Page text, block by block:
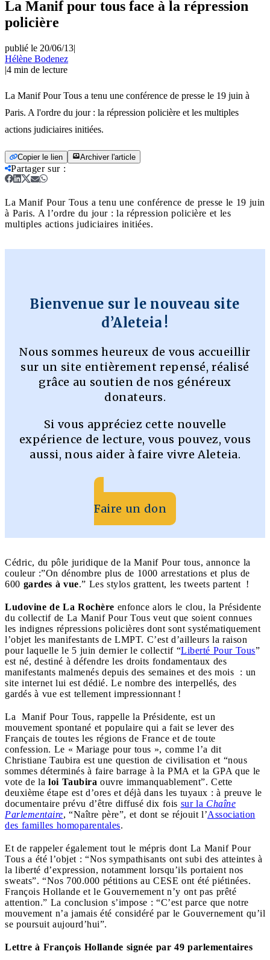
La Manif pour tous face à la répression
policière
publié le 20/06/13|
Hélène Bodenez
|4 min de lecture
La Manif Pour Tous a tenu une conférence de presse le 19 juin à
Paris. A l'ordre du jour : la répression policière et les multiples
actions judiciaires initiées.
Copier le lien Archiver l'article
Partager sur:
La Manif Pour Tous a tenu une conférence de presse le 19 juin
à Paris. A l’ordre du jour : la répression policière et les
multiples actions judiciaires initiées.
Bienvenue sur le nouveau site
d’Aleteia !
Nous sommes heureux de vous accueillir
sur un site entièrement repensé, réalisé
grâce au soutien de nos généreux
donateurs.
Si vous appréciez cette nouvelle
expérience de lecture, vous pouvez, vous
aussi, nous aider à faire vivre Aleteia.
Faire un don
Cédric, du pôle juridique de la Manif Pour tous, annonce la
couleur :”On dénombre plus de 1000 arrestations et plus de
600 gardes à vue.” Les stylos grattent, les tweets partent !
Ludovine de La Rochère enfonce alors le clou, la Présidente
du collectif de La Manif Pour Tous veut que soient connues
les indignes répressions policières dont sont systématiquement
l’objet les manifestants de LMPT. C’est d’ailleurs la raison
pour laquelle le 5 juin dernier le collectif “Liberté Pour Tous”
est né, destiné à défendre les droits fondamentaux des
manifestants malmenés depuis des semaines et des mois : un
site internet lui est dédié. Le nombre des interpellés, des
gardés à vue est tellement impressionnant !
La Manif Pour Tous, rappelle la Présidente, est un
mouvement spontané et populaire qui a fait se lever des
Français de toutes les régions de France et de toute
confession. Le « Mariage pour tous », comme l’a dit
Christiane Taubira est une question de civilisation et “nous
sommes déterminés à faire barrage à la PMA et la GPA que le
vote de la loi Taubira ouvre immanquablement”. Cette
deuxième étape est d’ores et déjà dans les tuyaux : à preuve le
documentaire prévu d’être diffusé dix fois sur la Chaîne
Parlementaire, “Naître père”, et dont se réjouit l’Association
des familles homoparentales.
Et de rappeler également tout le mépris dont La Manif Pour
Tous a été l’objet : “Nos sympathisants ont subi des atteintes à
la liberté d’expression, notamment lorsqu’ils portaient nos
sweats”. “Nos 700.000 pétitions au CESE ont été piétinées.
François Hollande et le Gouvernement n’y ont pas prêté
attention.” La conclusion s’impose : “C’est parce que notre
mouvement n’a jamais été considéré par le Gouvernement qu’il
se poursuit aujourd’hui”.
Lettre à François Hollande signée par 49 parlementaires